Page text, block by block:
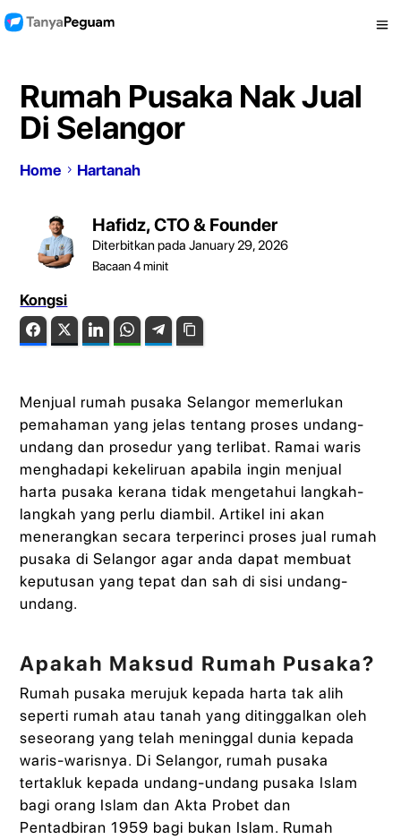
Rumah Pusaka Nak Jual
Di Selangor
Home Hartanah
Hafidz, CTO & Founder
Diterbitkan pada January 29, 2026
Bacaan4minit
Kongsi
FacebookTwitter LinkedIn WhatsAppTelegram
Menjual rumah pusaka Selangor memerlukan
pemahaman yang jelas tentang proses undang-
undang dan prosedur yang terlibat. Ramai waris
menghadapi kekeliruan apabila ingin menjual
harta pusaka kerana tidak mengetahui langkah-
langkah yang perlu diambil. Artikel ini akan
menerangkan secara terperinci proses jual rumah
pusaka di Selangor agar anda dapat membuat
keputusan yang tepat dan sah di sisi undang-
undang.
Apakah Maksud Rumah Pusaka?
Rumah pusaka merujuk kepada harta tak alih
seperti rumah atau tanah yang ditinggalkan oleh
seseorang yang telah meninggal dunia kepada
waris-warisnya. Di Selangor, rumah pusaka
tertakluk kepada undang-undang pusaka Islam
bagi orang Islam dan Akta Probet dan
Pentadbiran 1959 bagi bukan Islam. Rumah